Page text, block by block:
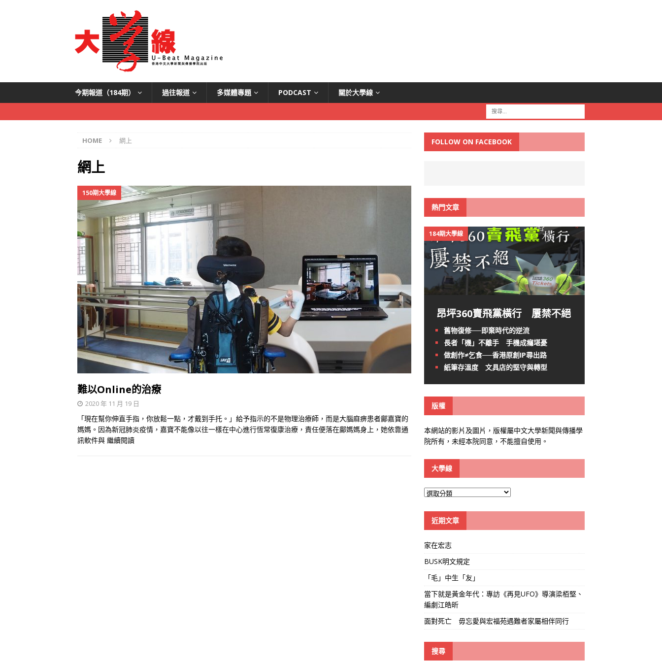
今期報道（184期） 過往報道 多媒體專題 PODCAST 關於大學線
HOME 網上
網上
150期大學線
難以Online的治療
2020 年 11 月 19 日
「現在幫你伸直手指，你放鬆一點，才戴到手托。」給予指示的不是物理治療師，而是大腦麻痹患者鄺嘉寶的
媽媽。因為新冠肺炎疫情，嘉寶不能像以往一樣在中心進行恆常復康治療，責任便落在鄺媽媽身上，她依靠通
訊軟件與 繼續閱讀
FOLLOW ON FACEBOOK
熱門文章
184期大學線
昂坪360賣飛黨橫行 屢禁不絕
舊物復修──即棄時代的逆流
長者「機」不離手 手機成癮堪憂
做創作≠乞食──香港原創IP尋出路
紙筆存溫度 文具店的堅守與轉型
版權
本網站的影片及圖片，版權屬中文大學新聞與傳播學
院所有，未經本院同意，不能擅自使用。
大學線
大
線
近期文章
家在宏志
BUSK明文規定
「毛」中生「友」
當下就是黃金年代：專訪《再見UFO》導演梁栢堅、
編劇江皓昕
面對死亡 毋忘愛與宏福苑遇難者家屬相伴同行
搜尋